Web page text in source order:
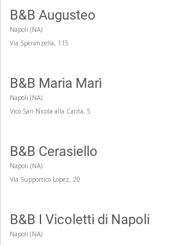
B&B Augusteo
Napoli (NA)
Via Speranzella, 115
B&B Maria Marì
Napoli (NA)
Vico San Nicola alla Carità, 5
B&B Cerasiello
Napoli (NA)
Via Supportico Lopez, 20
B&B I Vicoletti di Napoli
Napoli (NA)